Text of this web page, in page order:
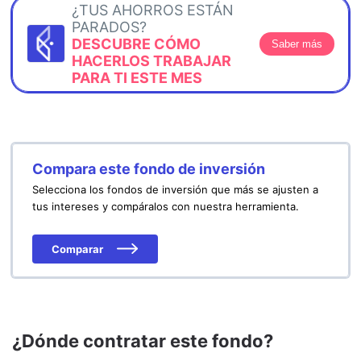
¿TUS AHORROS ESTÁN
PARADOS?
DESCUBRE CÓMO
HACERLOS TRABAJAR
PARA TI ESTE MES
Saber más
Compara este fondo de inversión
Selecciona los fondos de inversión que más se ajusten a
tus intereses y compáralos con nuestra herramienta.
Comparar
¿Dónde contratar este fondo?